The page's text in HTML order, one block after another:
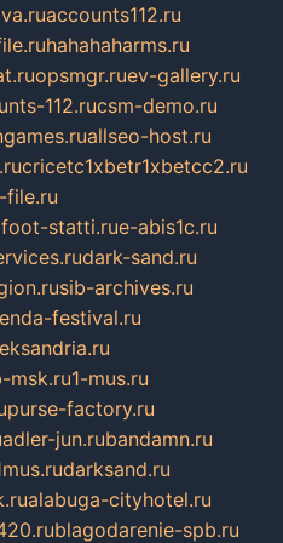
accounts112.ru
hahahaharms.ru
opsmgr.ruev-gallery.ru
112.rucsm-demo.ru
allseo-host.ru
cricetc1xbetr1xbetcc2.ru
file.ru
statti.rue-abis1c.ru
dark-sand.ru
sib-archives.ru
festival.ru
msk.ru1-mus.ru
purse-factory.ru
adler-jun.rubandamn.ru
darksand.ru
alabuga-cityhotel.ru
blagodarenie-spb.ru